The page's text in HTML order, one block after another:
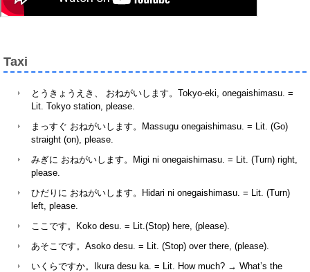
Taxi
とうきょうえき、 おねがいします。Tokyo-eki, onegaishimasu. =
Lit. Tokyo station, please.
まっすぐ おねがいします。Massugu onegaishimasu. = Lit. (Go)
straight (on), please.
みぎに おねがいします。Migi ni onegaishimasu. = Lit. (Turn) right,
please.
ひだりに おねがいします。Hidari ni onegaishimasu. = Lit. (Turn)
left, please.
ここです。Koko desu. = Lit.(Stop) here, (please).
あそこです。Asoko desu. = Lit. (Stop) over there, (please).
いくらですか。Ikura desu ka. = Lit. How much? → What’s the